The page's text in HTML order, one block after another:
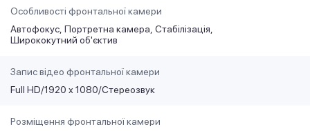
Особливості фронтальної камери
Автофокус Портретна камера Стабілізація
Ширококутний об'єктив
Запис відео фронтальної камери
Full HD/1920 х 1080/Стереозвук
Розміщення фронтальної камери